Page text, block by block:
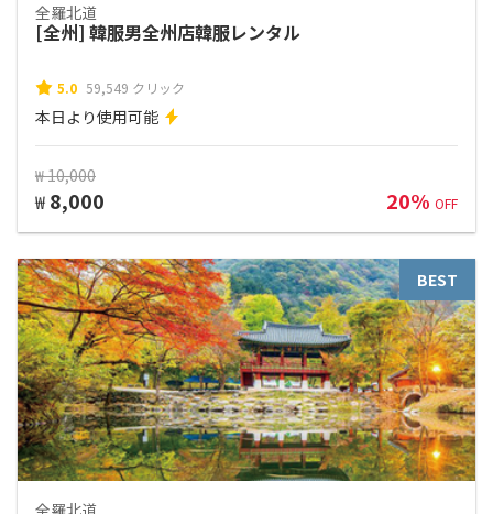
全羅北道
[全州] 韓服男全州店韓服レンタル
5.0 59,549 クリック
本日より使用可能
₩ 10,000
₩ 8,000 20% OFF
BEST